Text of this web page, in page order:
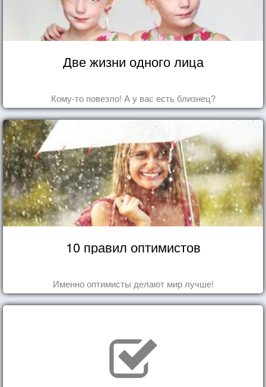
Две жизни одного лица
Кому-то повезло! А у вас есть близнец?
10 правил оптимистов
Именно оптимисты делают мир лучше!